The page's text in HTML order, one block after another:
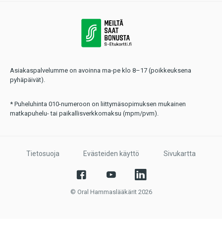
Asiakaspalvelumme on avoinna ma-pe klo 8–17 (poikkeuksena
pyhäpäivät).
* Puheluhinta 010-numeroon on liittymäsopimuksen mukainen
matkapuhelu- tai paikallisverkkomaksu (mpm/pvm).
Tietosuoja Evästeiden käyttö Sivukartta
© Oral Hammaslääkärit 2026